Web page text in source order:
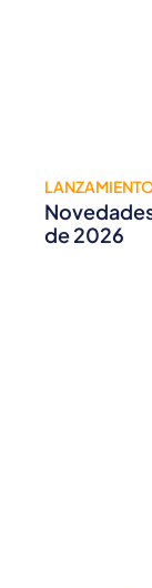
de 2026